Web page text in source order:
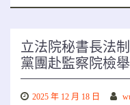
立法院秘書長法
黨團赴監察院檢舉
2025 年 12 月 18 日